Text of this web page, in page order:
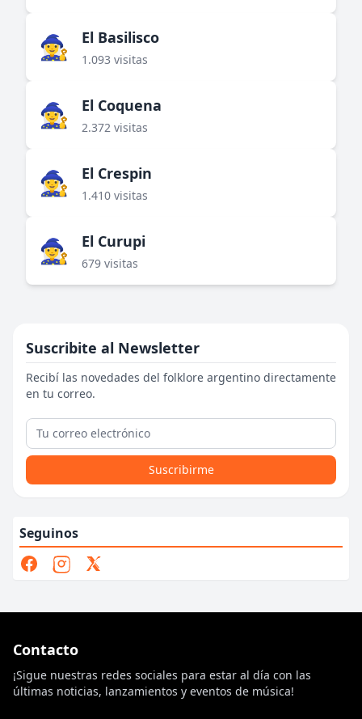
🧙‍♀️ El Basilisco
1.093 visitas
🧙‍♀️ El Coquena
2.372 visitas
🧙‍♀️ El Crespin
1.410 visitas
🧙‍♀️ El Curupi
679 visitas
Suscribite al Newsletter
Recibí las novedades del folklore argentino directamente
en tu correo.
Suscribirme
Seguinos
Contacto
¡Sigue nuestras redes sociales para estar al día con las
últimas noticias, lanzamientos y eventos de música!